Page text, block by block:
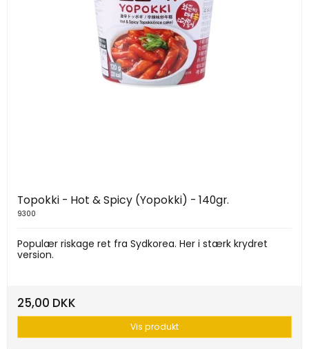
Topokki - Hot & Spicy (Yopokki) - 140gr.
9300
Populær riskage ret fra Sydkorea. Her i stærk krydret
version.
25,00 DKK
Vis produkt